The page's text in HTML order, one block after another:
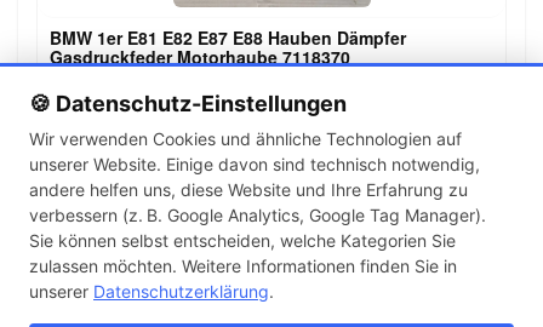
🍪 Datenschutz-Einstellungen
Wir verwenden Cookies und ähnliche Technologien auf
unserer Website. Einige davon sind technisch notwendig,
andere helfen uns, diese Website und Ihre Erfahrung zu
verbessern (z. B. Google Analytics, Google Tag Manager).
Sie können selbst entscheiden, welche Kategorien Sie
zulassen möchten. Weitere Informationen finden Sie in
unserer Datenschutzerklärung.
BMW 1er E81 E82 E87 E88 Hauben Dämpfer
Gasdruckfeder Motorhaube 7118370
19,00 €
← 1 2 3 … 142 →
Artikel pro Seite